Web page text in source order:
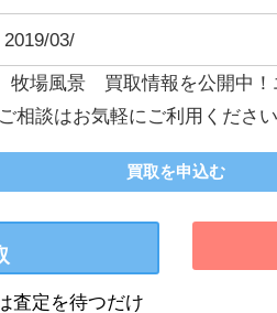
2019/03/
牧場風景 買取情報を公開中
相談はお気軽にご利用ください
買取を申込む
査定を待つだけ